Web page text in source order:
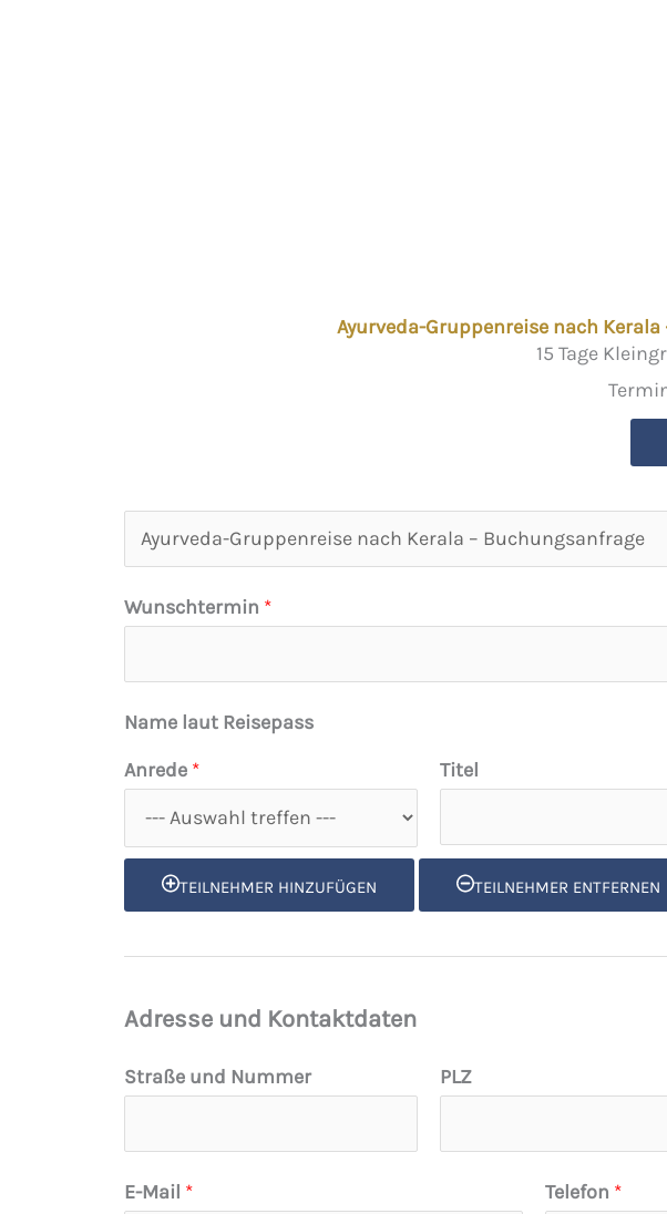
Ayurveda-Gruppenreise nach
15 Tage
e
i
t
t
l
Wunschtermin *
Name laut Reisepass
Anrede * Titel
TEILNEHMER HINZUFÜGEN TEILNEHMER ENTFERNEN
Adresse und Kontaktdaten
Straße und Nummer PLZ
E-Mail * Telefon *